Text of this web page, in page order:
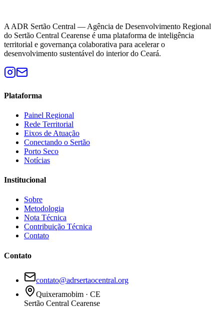
A ADR Sertão Central — Agência de Desenvolvimento Regional
do Sertão Central Cearense é uma plataforma de inteligência
territorial e governança colaborativa para acelerar o
desenvolvimento sustentável do interior do Ceará.
Plataforma
Painel Regional
Rede Territorial
Eixos de Atuação
Conectando o Sertão
Porto Seco
Notícias
Institucional
Sobre
Metodologia
Nota Técnica
Contribuição Técnica
Contato
Contato
contato@adrsertaocentral.org
Quixeramobim · CE
Sertão Central Cearense